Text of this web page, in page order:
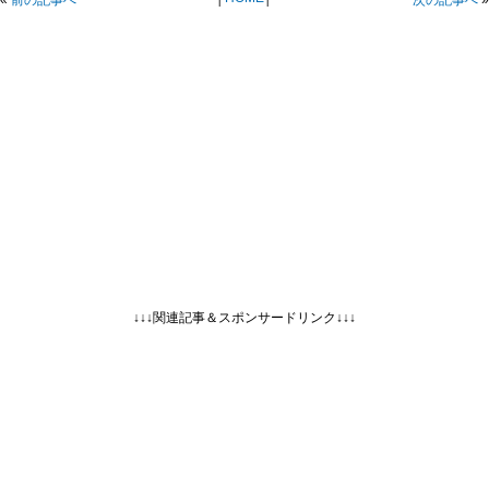
↓↓↓関連記事＆スポンサードリンク↓↓↓